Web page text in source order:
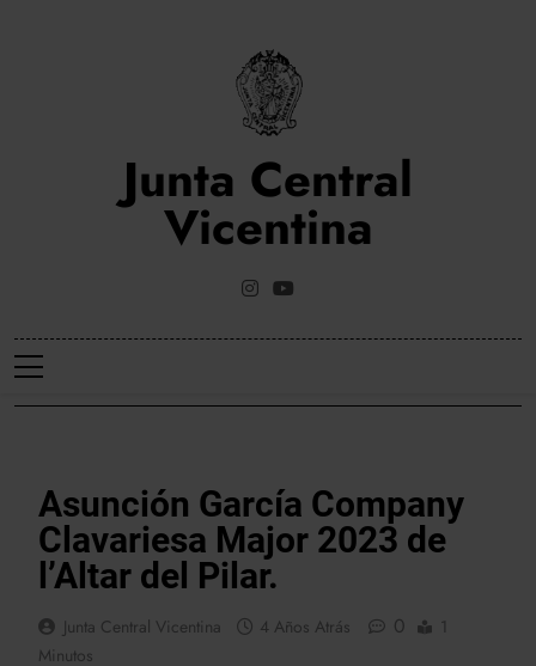
Junta Central
Vicentina
Web Oficial De La Junta Central Vicentina De Valencia
Asunción García Company
Clavariesa Major 2023 de
l’Altar del Pilar.
Junta Central Vicentina 4 Años Atrás 0
1
Minutos